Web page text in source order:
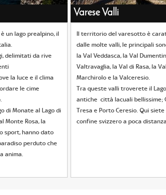
Varese Valli
un lago prealpino, il
delimitati da rive
la luce e il clima
le cime
di Monate al Lago di
Monte Rosa, la
sport, hanno dato
perduto che
anima.
Il territorio del varesotto è
dalle molte valli, le principali
la Val Veddasca, la Val
Valtravaglia, la Val di Rasa, la
Marchirolo e la Valceresio.
Tra queste valli troverete il
antiche città lacuali bellissime;
Tresa e Porto Ceresio. Qui
confine svizzero a poca